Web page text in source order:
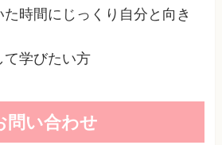
時間にじっくり自分と向き
学びたい方
問い合わせ